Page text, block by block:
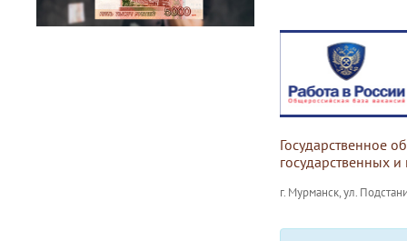
Государственное
государственных
г. Мурманск, ул.